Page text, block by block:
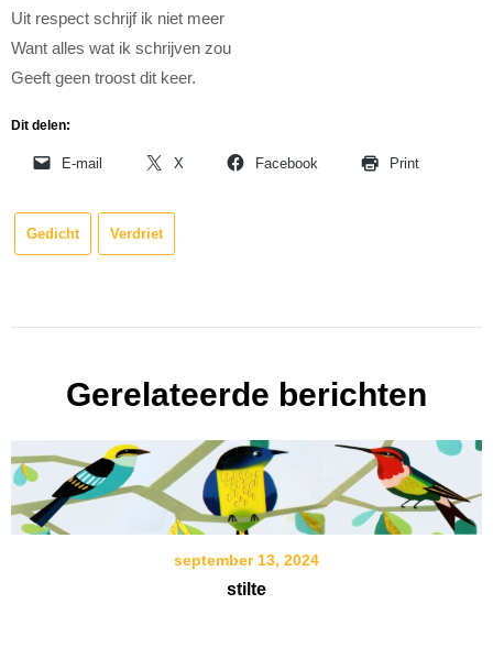
Uit respect schrijf ik niet meer
Want alles wat ik schrijven zou
Geeft geen troost dit keer.
Dit delen:
E-mail X Facebook Print
Gedicht Verdriet
Gerelateerde berichten
september 13, 2024
stilte